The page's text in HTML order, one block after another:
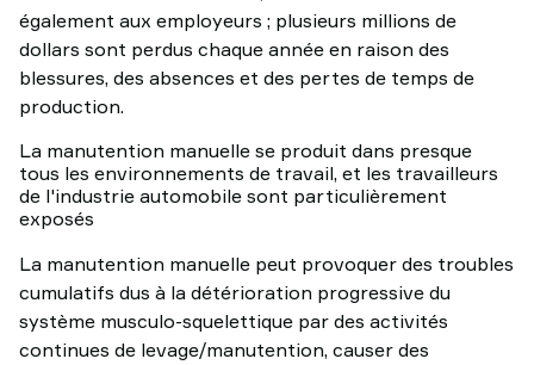
également aux employeurs ; plusieurs millions de
dollars sont perdus chaque année en raison des
blessures, des absences et des pertes de temps de
production.
La manutention manuelle se produit dans presque
tous les environnements de travail, et les travailleurs
de l'industrie automobile sont particulièrement
exposés
La manutention manuelle peut provoquer des troubles
cumulatifs dus à la détérioration progressive du
système musculo-squelettique par des activités
continues de levage/manutention, causer des